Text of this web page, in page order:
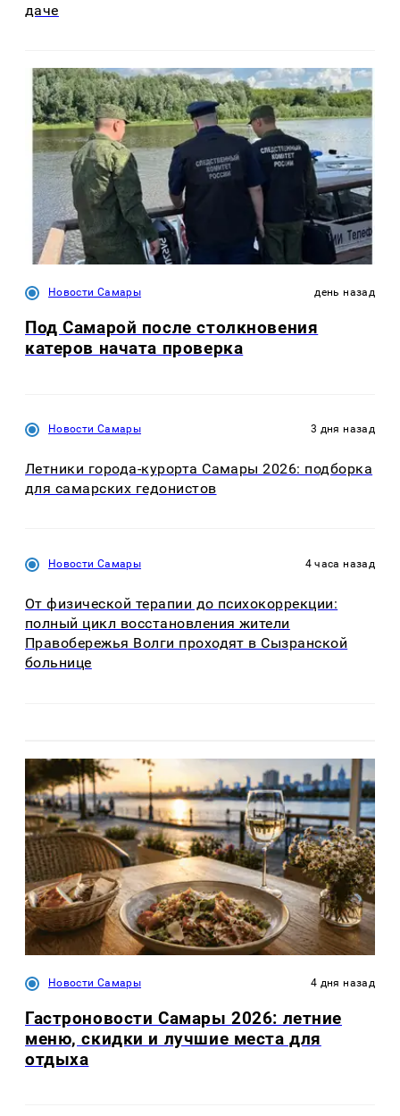
даче
Новости Самары день назад
Под Самарой после столкновения
катеров начата проверка
Новости Самары 3 дня назад
Летники города-курорта Самары 2026: подборка
для самарских гедонистов
Новости Самары 4 часа назад
От физической терапии до психокоррекции:
полный цикл восстановления жители
Правобережья Волги проходят в Сызранской
больнице
Новости Самары 4 дня назад
Гастроновости Самары 2026: летние
меню, скидки и лучшие места для
отдыха